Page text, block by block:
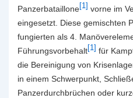
Panzerbataillone[1] vorne im
eingesetzt. Diese gemischten
fungierten als 4.
Führungsvorbehalt[1] für
die Bereinigung von
in einem Schwerpunkt,
Panzerdurchbrüchen oder